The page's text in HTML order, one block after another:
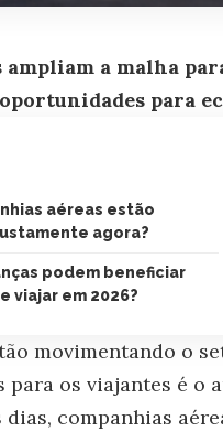
ampliam a malha
para
aéreas estão
agora?
podem beneficiar
viajar em 2026?
movimentando o
os viajantes é o
companhias